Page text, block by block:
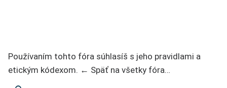
Používaním tohto fóra súhlasíš s jeho pravidlami a
etickým kódexom. ← Späť na všetky fóra…